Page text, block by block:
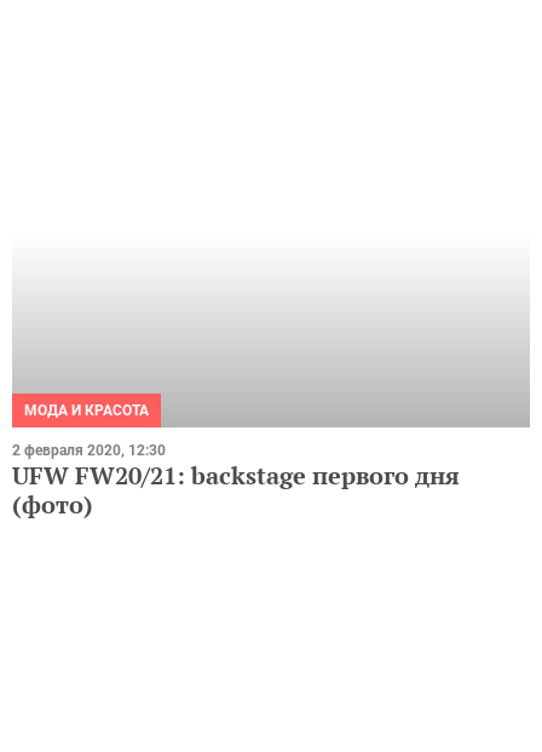
2 февраля 2020, 12:30
UFW FW20/21: backstage первого дня
(фото)